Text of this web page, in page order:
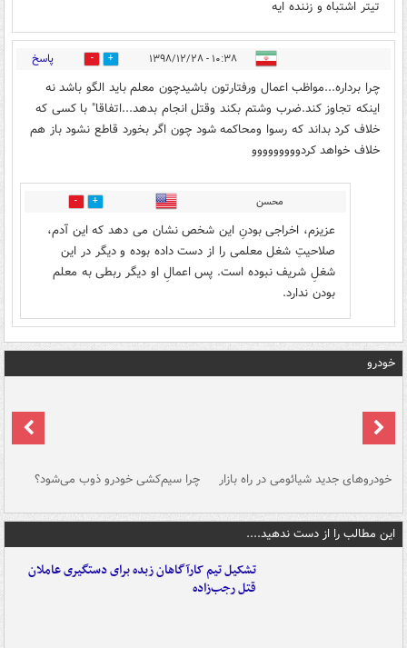
تیتر اشتباه و زننده ایه
۱۰:۳۸ - ۱۳۹۸/۱۲/۲۸ 14 پاسخ
چرا برداره...مواظب اعمال ورفتارتون باشیدچون معلم باید الگو باشد نه
اینکه تجاوز کند.ضرب وشتم بکند وقتل انجام بدهد...اتفاقا" با کسی که
خلاف کرد بداند که رسوا ومحاکمه شود چون اگر بخورد قاطع نشود باز هم
خلاف خواهد کردووووووووو
محسن 15
عزیزم، اخراجی بودنِ این شخص نشان می دهد که این آدم،
صلاحیتِ شغل معلمی را از دست داده بوده و دیگر در این
شغلِ شریف نبوده است. پس اعمالِ او دیگر ربطی به معلم
بودن ندارد.
خودرو
خودروهای جدید شیائومی در راه بازار چرا سیم‌کشی خودرو ذوب می‌شود؟
این مطالب را از دست ندهید....
تشکیل تیم کارآگاهان زبده برای دستگیری عاملان
قتل رجب‌زاده